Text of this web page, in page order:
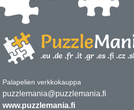
Palapelien verkkokauppa
puzzlemania@puzzlemania.fi
www.puzzlemania.fi